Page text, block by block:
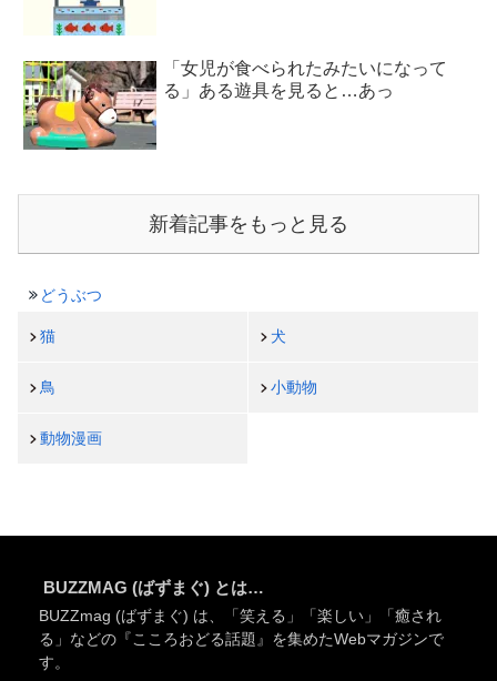
「女児が食べられたみたいになって
る」ある遊具を見ると…あっ
新着記事をもっと見る
どうぶつ
猫 犬
鳥 小動物
動物漫画
BUZZMAG (ばずまぐ) とは…
BUZZmag (ばずまぐ) は、「笑える」「楽しい」「癒され
る」などの『こころおどる話題』を集めたWebマガジンで
す。